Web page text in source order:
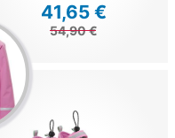
41,65 €
54,90 €